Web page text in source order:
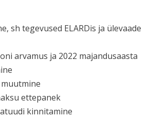
sh tegevused ELARDis ja ülevaade
arvamus ja 2022 majandusaasta
muutmine
ettepanek
kinnitamine